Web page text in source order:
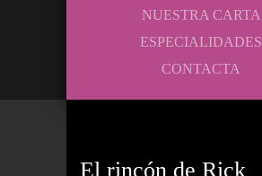
NUESTRA CARTA
ESPECIALIDADES
CONTACTA
El rincón de Rick